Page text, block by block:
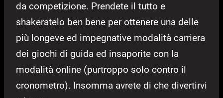
da competizione. Prendete il tutto e
shakeratelo ben bene per ottenere una delle
più longeve ed impegnative modalità carriera
dei giochi di guida ed insaporite con la
modalità online (purtroppo solo contro il
cronometro). Insomma avrete di che divertirvi